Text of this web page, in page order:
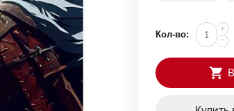
Кол-во:
+
−